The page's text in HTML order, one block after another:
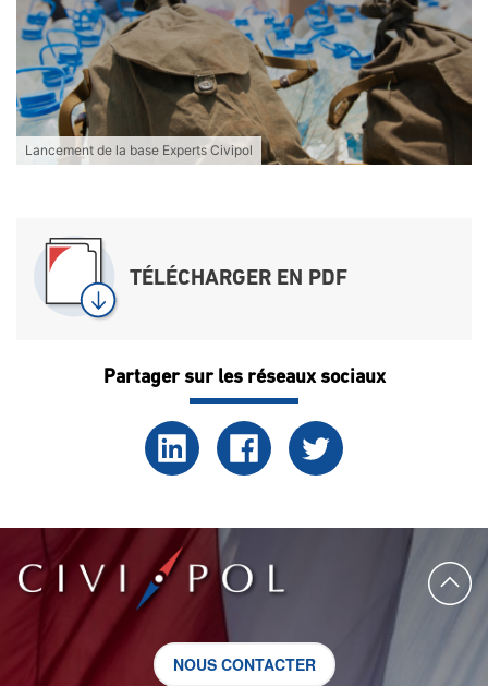
Lancement de la base Experts Civipol
TÉLÉCHARGER EN PDF
Partager sur les réseaux sociaux
NOUS CONTACTER